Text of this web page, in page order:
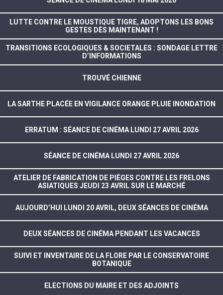
LUTTE CONTRE LE MOUSTIQUE TIGRE, ADOPTONS LES BONS
GESTES DÈS MAINTENANT !
TRANSITIONS ECOLOGIQUES & SOCIETALES : SONDAGE LETTRE
D’INFORMATIONS
TROUVÉ CHIENNE
LA SARTHE PLACÉE EN VIGILANCE ORANGE PLUIE INONDATION
ERRATUM : SÉANCE DE CINÉMA LUNDI 27 AVRIL 2026
SÉANCE DE CINÉMA LUNDI 27 AVRIL 2026
ATELIER DE FABRICATION DE PIÈGES CONTRE LES FRELONS
ASIATIQUES JEUDI 23 AVRIL SUR LE MARCHÉ
AUJOURD’HUI LUNDI 20 AVRIL, DEUX SÉANCES DE CINÉMA
DEUX SÉANCES DE CINÉMA PENDANT LES VACANCES
SUIVI ET INVENTAIRE DE LA FLORE PAR LE CONSERVATOIRE
BOTANIQUE
ELECTIONS DU MAIRE ET DES ADJOINTS